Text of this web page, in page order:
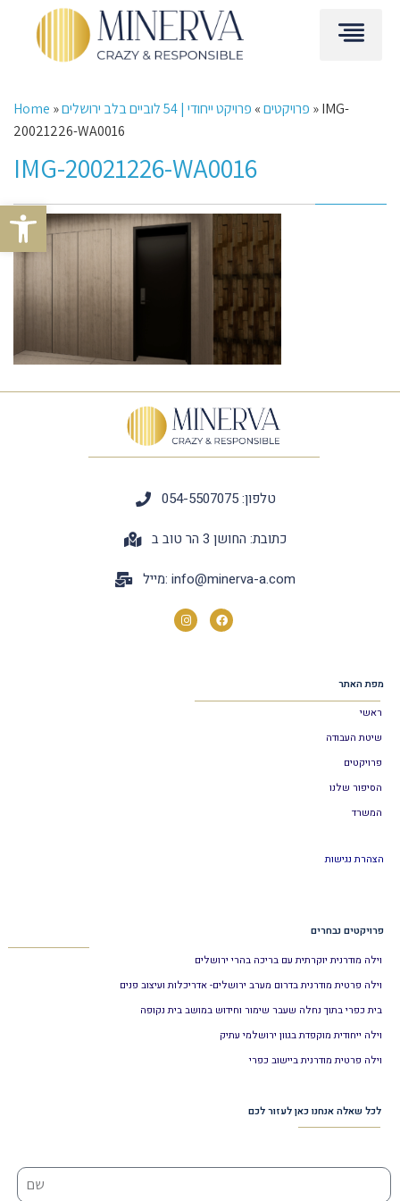
Open toolbar
Home » פרויקטים» פרויקט ייחודי | 54 לוביים בלב ירושלים »IMG-
20021226-WA0016
IMG-20021226-WA0016
טלפון: 054-5507075
כתובת: החושן 3 הר טוב ב
מייל: info@minerva-a.com
מפת האתר
ראשי
שיטת העבודה
פרויקטים
הסיפור שלנו
המשרד
הצהרת נגישות
פרויקטים נבחרים
וילה מודרנית יוקרתית עם בריכה בהרי ירושלים
וילה פרטית מודרנית בדרום מערב ירושלים- אדריכלות ועיצוב פנים
בית כפרי בתוך נחלה שעבר שימור וחידוש במושב בית נקופה
וילה ייחודית מוקפדת בגוון ירושלמי עתיק
וילה פרטית מודרנית ביישוב כפרי
לכל שאלה אנחנו כאן לעזור לכם